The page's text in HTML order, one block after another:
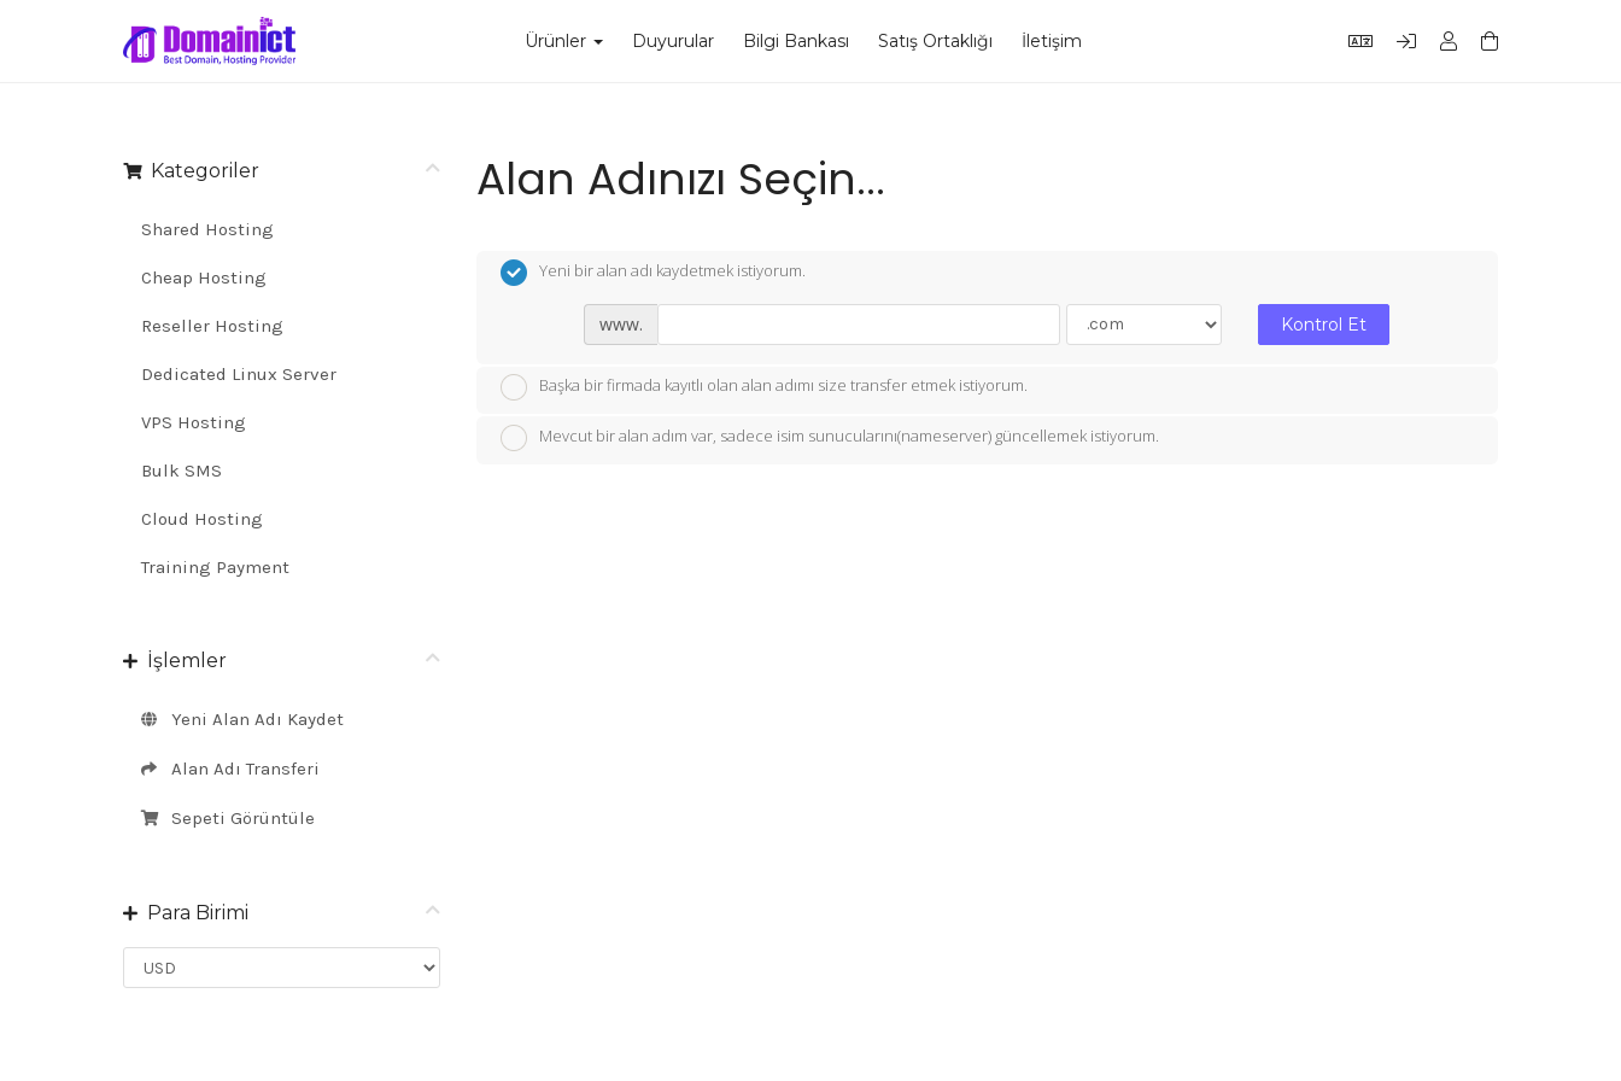
Ürünler Duyurular Bilgi Bankası Satış Ortaklığı İletişim
Kategoriler
Shared Hosting
Cheap Hosting
Reseller Hosting
Dedicated Linux Server
VPS Hosting
Bulk SMS
Cloud Hosting
Training Payment
İşlemler
Yeni Alan Adı Kaydet
Alan Adı Transferi
Sepeti Görüntüle
Para Birimi
Alan Adınızı Seçin...
Yeni bir alan adı kaydetmek istiyorum.
www. Kontrol Et
Başka bir firmada kayıtlı olan alan adımı size transfer etmek istiyorum.
Mevcut bir alan adım var, sadece isim sunucularını(nameserver) güncellemek istiyorum.